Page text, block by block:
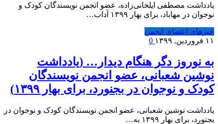
یادداشت مصطفی ایلخانی‌زاده، عضو انجمن نویسندگان کودک و
نوجوان در مهاباد، برای بهار ۱۳۹۹ آداب…
خبرهای اعضای انجمن
۱۱ فروردین, ۱۳۹۹
به نوروز دگر هنگام دیدار… (یادداشت
نوشین شعبانی، عضو انجمن نویسندگان
کودک و نوجوان در بجنورد، برای بهار ۱۳۹۹)
یادداشت نوشین شعبانی، عضو انجمن نویسندگان کودک و نوجوان در
بجنورد، برای بهار ۱۳۹۹ به…